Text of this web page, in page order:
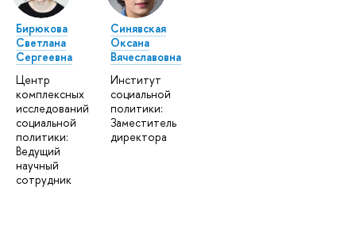
Бирюкова
Светлана
Сергеевна
Центр
комплексных
исследований
социальной
политики:
Ведущий
научный
сотрудник
Синявская
Оксана
Вячеславовна
Институт
социальной
политики:
Заместитель
директора